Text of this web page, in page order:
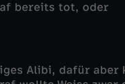
bereits tot, oder
Alibi, dafür aber